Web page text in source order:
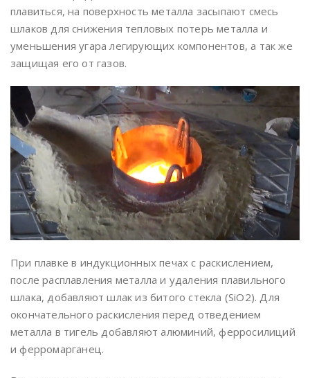
плавиться, на поверхность металла засыпают смесь
шлаков для снижения тепловых потерь металла и
уменьшения угара легирующих компонентов, а так же
защищая его от газов.
При плавке в индукционных печах с раскислением,
после расплавления металла и удаления плавильного
шлака, добавляют шлак из битого стекла (SiO2). Для
окончательного раскисления перед отведением
металла в тигель добавляют алюминий, ферросилиций
и ферромарганец.